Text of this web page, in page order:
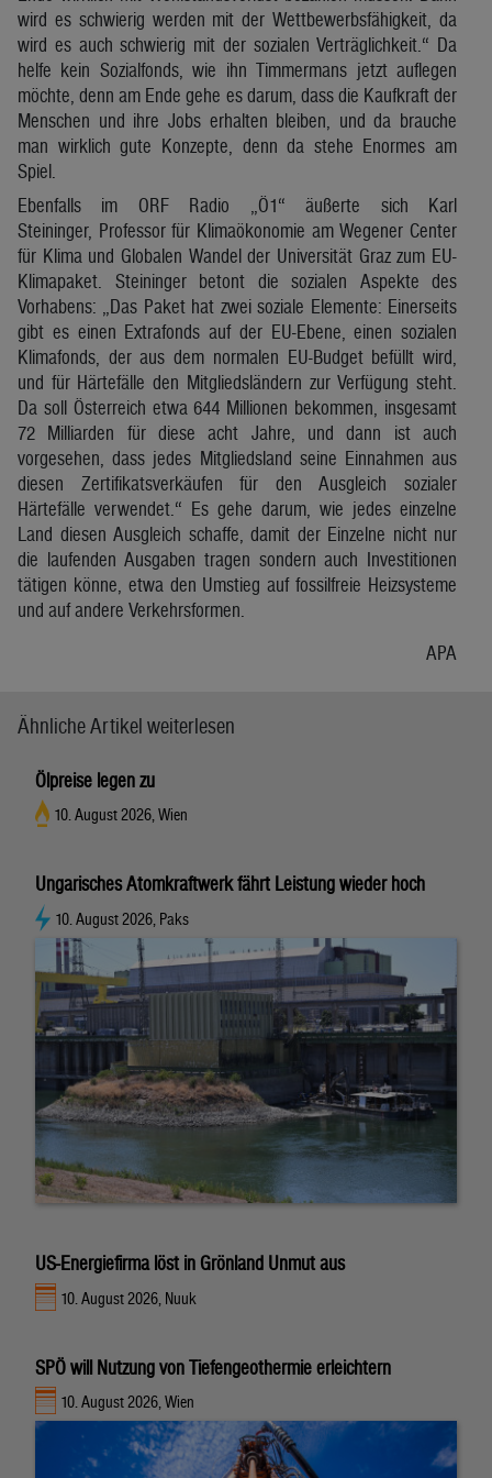
wird es schwierig werden mit der Wettbewerbsfähigkeit, da
wird es auch schwierig mit der sozialen Verträglichkeit.“ Da
helfe kein Sozialfonds, wie ihn Timmermans jetzt auflegen
möchte, denn am Ende gehe es darum, dass die Kaufkraft der
Menschen und ihre Jobs erhalten bleiben, und da brauche
man wirklich gute Konzepte, denn da stehe Enormes am
Spiel.
Ebenfalls im ORF Radio „Ö1“ äußerte sich Karl
Steininger, Professor für Klimaökonomie am Wegener Center
für Klima und Globalen Wandel der Universität Graz zum EU-
Klimapaket. Steininger betont die sozialen Aspekte des
Vorhabens: „Das Paket hat zwei soziale Elemente: Einerseits
gibt es einen Extrafonds auf der EU-Ebene, einen sozialen
Klimafonds, der aus dem normalen EU-Budget befüllt wird,
und für Härtefälle den Mitgliedsländern zur Verfügung steht.
Da soll Österreich etwa 644 Millionen bekommen, insgesamt
72 Milliarden für diese acht Jahre, und dann ist auch
vorgesehen, dass jedes Mitgliedsland seine Einnahmen aus
diesen Zertifikatsverkäufen für den Ausgleich sozialer
Härtefälle verwendet.“ Es gehe darum, wie jedes einzelne
Land diesen Ausgleich schaffe, damit der Einzelne nicht nur
die laufenden Ausgaben tragen sondern auch Investitionen
tätigen könne, etwa den Umstieg auf fossilfreie Heizsysteme
und auf andere Verkehrsformen.
APA
Ähnliche Artikel weiterlesen
Ölpreise legen zu
10. August 2026, Wien
Ungarisches Atomkraftwerk fährt Leistung wieder hoch
10. August 2026, Paks
US-Energiefirma löst in Grönland Unmut aus
10. August 2026, Nuuk
SPÖ will Nutzung von Tiefengeothermie erleichtern
10. August 2026, Wien